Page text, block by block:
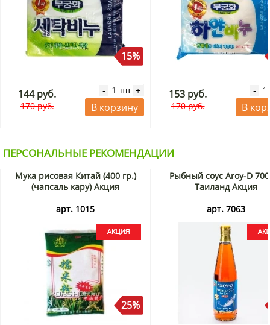
15%
144 руб.
170 руб.
- шт +
В корзину
153 руб.
170 руб.
-
В
ПЕРСОНАЛЬНЫЕ РЕКОМЕНДАЦИИ
Мука рисовая Китай (400 гр.)
(чапсаль кару) Акция
арт. 1015
25%
Рыбный соус Aroy-D
Таиланд Акция
арт. 7063